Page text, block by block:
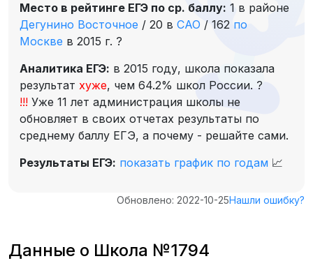
Место в рейтинге ЕГЭ по ср. баллу: 1 в районе
Дегунино Восточное / 20 в САО / 162 по
Москве в 2015 г. ?
Аналитика ЕГЭ: в 2015 году, школа показала
результат хуже, чем 64.2% школ России. ?
!!! Уже 11 лет администрация школы не
обновляет в своих отчетах результаты по
среднему баллу ЕГЭ, а почему - решайте сами.
Результаты ЕГЭ: показать график по годам 📈
Обновлено: 2022-10-25Нашли ошибку?
Данные о Школа №1794